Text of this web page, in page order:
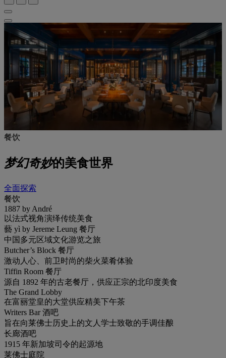
餐饮
梦幻奇妙的美食世界
全面探索
餐饮
1887 by André
以法式视角演绎传统美食
藝 yì by Jereme Leung 餐厅
中国多元区域文化游览之旅
Butcher’s Block 餐厅
激动人心、前卫时尚的柴火菜肴体验
Tiffin Room 餐厅
源自 1892 年的古老餐厅，供应正宗的北印度美食
The Grand Lobby
在富丽堂皇的大堂供应精美下午茶
Writers Bar 酒吧
旨在向莱佛士历史上的文人学士致敬的手调佳酿
长廊酒吧
1915 年新加坡司令的起源地
莱佛士庭院